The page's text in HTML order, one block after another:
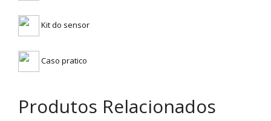
Kit do sensor
Caso pratico
Produtos Relacionados